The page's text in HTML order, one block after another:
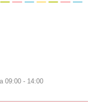
09:00 - 14:00